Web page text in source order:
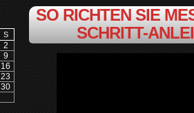
S
2
9
16
23
30
SO RICHTEN SIE
SCHRITT-